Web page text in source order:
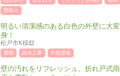
間取り
明るい清潔感のある白色の外壁に大変
身！
松戸市K様邸
屋根 防水工事 外壁塗装
壁の汚れをリフレッシュ。折れ戸式雨